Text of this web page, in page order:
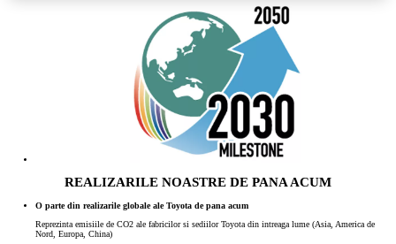
REALIZARILE NOASTRE DE PANA ACUM
O parte din realizarile globale ale Toyota de pana acum
Reprezinta emisiile de CO2 ale fabricilor si sediilor Toyota din intreaga lume (Asia, America de
Nord, Europa, China)